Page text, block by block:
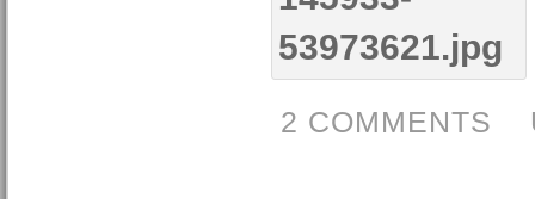
2 COMMENTS